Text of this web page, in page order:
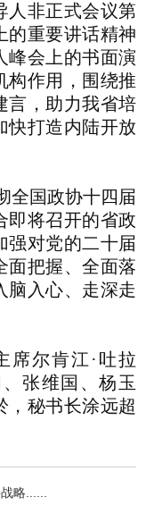
人非正式会议第
的重要讲话精神
峰会上的书面演
构作用，围绕推
言，助力我省培
快打造内陆开放
全国政协十四届
即将召开的省政
强对党的二十届
面把握、全面落
脑入心、走深走
席尔肯江·吐拉
张维国、杨玉
，秘书长涂远超
略......